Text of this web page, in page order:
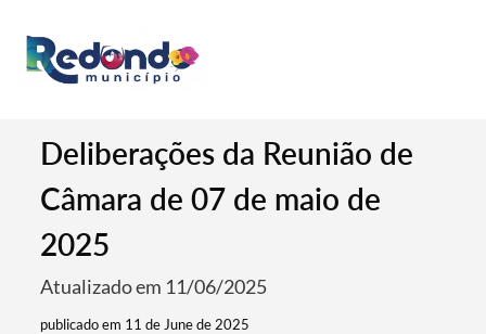
Deliberações da Reunião de
Câmara de 07 de maio de
2025
Atualizado em 11/06/2025
publicado em 11 de June de 2025